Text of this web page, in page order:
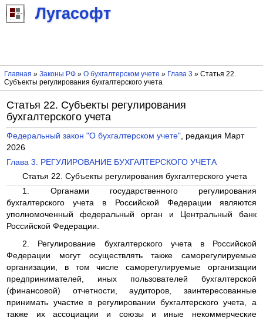
Лугасофт
Главная » Законы РФ» О бухгалтерском учете » Глава 3 » Статья 22.
Субъекты регулирования бухгалтерского учета
Статья 22. Субъекты регулирования
бухгалтерского учета
Федеральный закон "О бухгалтерском учете", редакция Март
2026
Глава 3. РЕГУЛИРОВАНИЕ БУХГАЛТЕРСКОГО УЧЕТА
Статья 22. Субъекты регулирования бухгалтерского учета
1. Органами государственного регулирования
бухгалтерского учета в Российской Федерации являются
уполномоченный федеральный орган и Центральный банк
Российской Федерации.
2. Регулирование бухгалтерского учета в Российской
Федерации могут осуществлять также саморегулируемые
организации, в том числе саморегулируемые организации
предпринимателей, иных пользователей бухгалтерской
(финансовой) отчетности, аудиторов, заинтересованные
принимать участие в регулировании бухгалтерского учета, а
также их ассоциации и союзы и иные некоммерческие